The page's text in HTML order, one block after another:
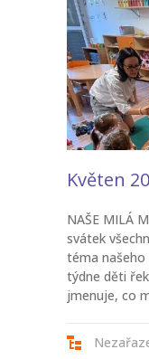
Květen
NAŠE MILÁ
svátek
téma našeho
týdne děti
jmenuje, co